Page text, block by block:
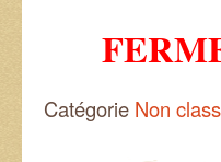
Catégorie Non